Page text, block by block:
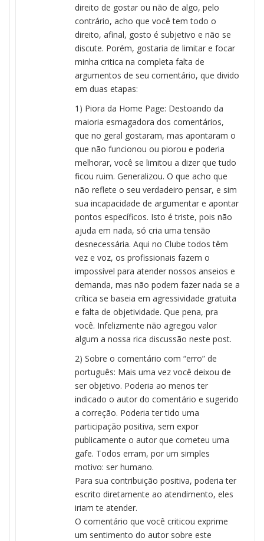
direito de gostar ou não de algo, pelo
contrário, acho que você tem todo o
direito, afinal, gosto é subjetivo e não se
discute. Porém, gostaria de limitar e focar
minha critica na completa falta de
argumentos de seu comentário, que divido
em duas etapas:
1) Piora da Home Page: Destoando da
maioria esmagadora dos comentários,
que no geral gostaram, mas apontaram o
que não funcionou ou piorou e poderia
melhorar, você se limitou a dizer que tudo
ficou ruim. Generalizou. O que acho que
não reflete o seu verdadeiro pensar, e sim
sua incapacidade de argumentar e apontar
pontos específicos. Isto é triste, pois não
ajuda em nada, só cria uma tensão
desnecessária. Aqui no Clube todos têm
vez e voz, os profissionais fazem o
impossível para atender nossos anseios e
demanda, mas não podem fazer nada se a
crítica se baseia em agressividade gratuita
e falta de objetividade. Que pena, pra
você. Infelizmente não agregou valor
algum a nossa rica discussão neste post.
2) Sobre o comentário com “erro” de
português: Mais uma vez você deixou de
ser objetivo. Poderia ao menos ter
indicado o autor do comentário e sugerido
a correção. Poderia ter tido uma
participação positiva, sem expor
publicamente o autor que cometeu uma
gafe. Todos erram, por um simples
motivo: ser humano.
Para sua contribuição positiva, poderia ter
escrito diretamente ao atendimento, eles
iriam te atender.
O comentário que você criticou exprime
um sentimento do autor sobre este